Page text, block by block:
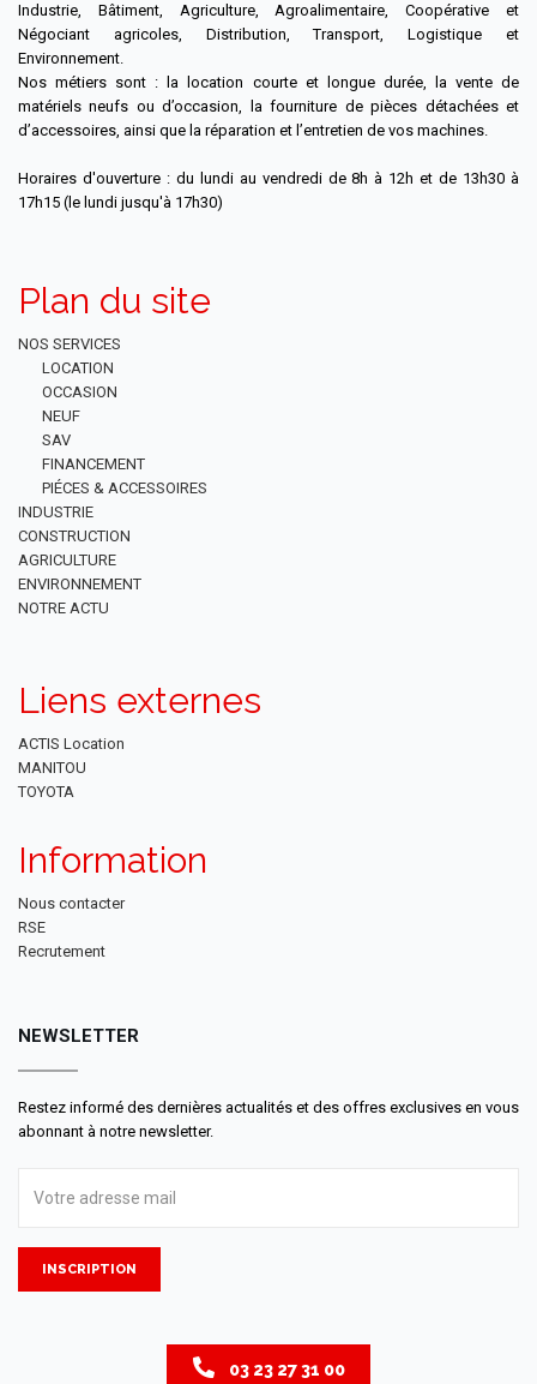
Industrie, Bâtiment, Agriculture, Agroalimentaire, Coopérative et
Négociant agricoles, Distribution, Transport, Logistique et
Environnement.
Nos métiers sont : la location courte et longue durée, la vente de
matériels neufs ou d’occasion, la fourniture de pièces détachées et
d’accessoires, ainsi que la réparation et l’entretien de vos machines.
Horaires d'ouverture : du lundi au vendredi de 8h à 12h et de 13h30 à
17h15 (le lundi jusqu'à 17h30)
Plan du site
NOS SERVICES
LOCATION
OCCASION
NEUF
SAV
FINANCEMENT
PIÉCES & ACCESSOIRES
INDUSTRIE
CONSTRUCTION
AGRICULTURE
ENVIRONNEMENT
NOTRE ACTU
Liens externes
ACTIS Location
MANITOU
TOYOTA
Information
Nous contacter
RSE
Recrutement
NEWSLETTER
Restez informé des dernières actualités et des offres exclusives en vous
abonnant à notre newsletter.
INSCRIPTION
03 23 27 31 00